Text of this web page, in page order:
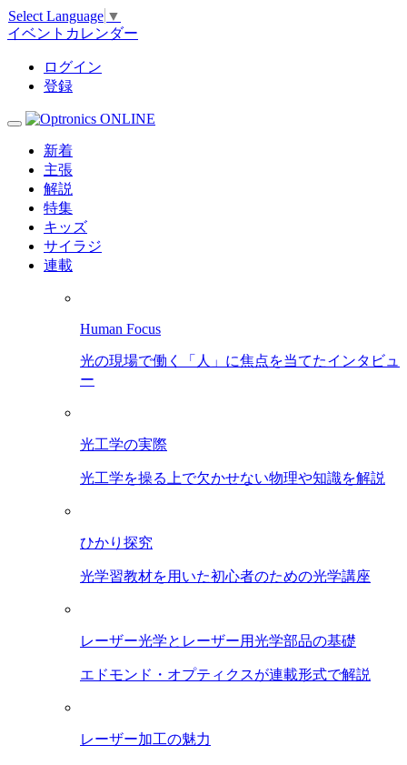
Select Language ▼
イベントカレンダー
ログイン
登録
新着
主張
解説
特集
キッズ
サイラジ
連載
Human Focus
光の現場で働く「人」に焦点を当てたインタビュ
ー
光工学の実際
光工学を操る上で欠かせない物理や知識を解説
ひかり探究
光学習教材を用いた初心者のための光学講座
レーザー光学とレーザー用光学部品の基礎
エドモンド・オプティクスが連載形式で解説
レーザー加工の魅力